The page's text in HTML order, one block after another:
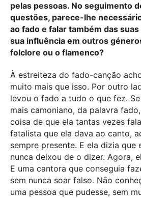
pelas pessoas. No seguimento
questões, parece-lhe
ao fado e falar também das
sua influência em outros
folclore ou o flamenco?
À estreiteza do fado-canção
muito mais que isso. Por outro
levou o fado a tudo o que fez.
mais camoniano, da palavra
coisa de que ela tantas vezes
fatalista que ela dava ao canto,
sempre presente. E ela dizia que
nunca deixou de o dizer. Agora,
E uma cantora que conseguia
sem nunca soar falso. Não
uma pessoa que pudesse, sem